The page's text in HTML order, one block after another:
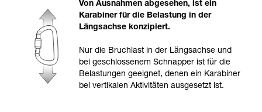
der Gebrauchsanweisung enthaltenen
Informationen richtig verstanden haben.
Die Beherrschung dieser Techniken setzt eine
entsprechende Ausbildung und ein spezielles
Training voraus. Prüfen Sie zusammen mit
einem Profi, ob Sie in der Lage sind, den
Vorgang alleine sicher zu wiederholen, bevor
Von Ausnahmen abgesehen, ist ein
Karabiner für die Belastung in der
Längsachse konzipiert.
Nur die Bruchlast in der Längsachse und
bei geschlossenem Schnapper ist für die
Belastungen geeignet, denen ein Karabiner
bei vertikalen Aktivitäten ausgesetzt ist.